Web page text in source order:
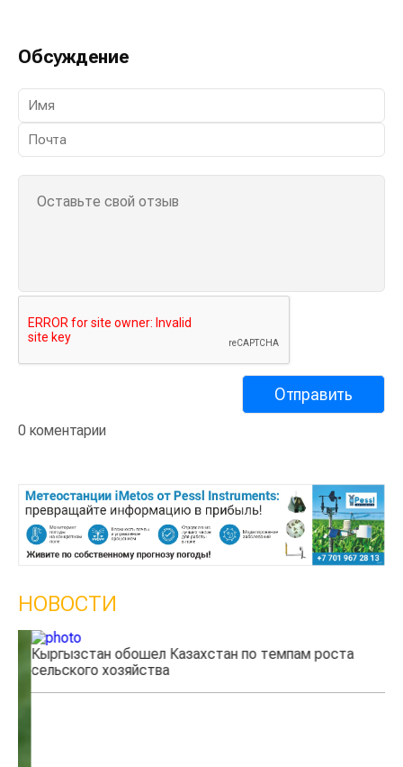
Обсуждение
0 коментарии
НОВОСТИ
Кыргызстан обошел Казахстан по темпам роста
сельского хозяйства